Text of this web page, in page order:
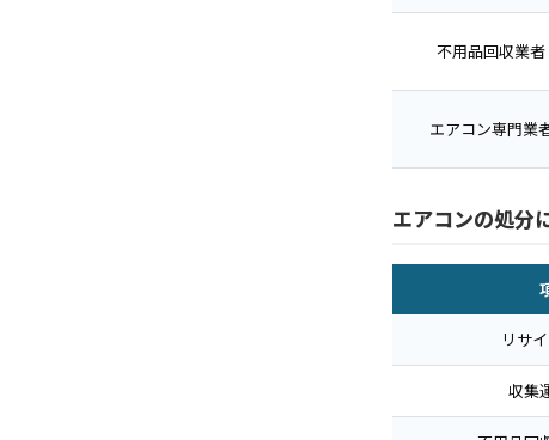
不用品回収業者
エアコン専門業
エアコンの処分
リサ
収集